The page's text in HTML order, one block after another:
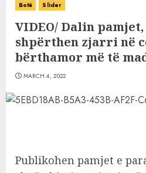
Botë Slider
VIDEO/ Dalin
shpërthen zjarri në
bërthamor më të
MARCH 4, 2022
Publikohen pamjet e